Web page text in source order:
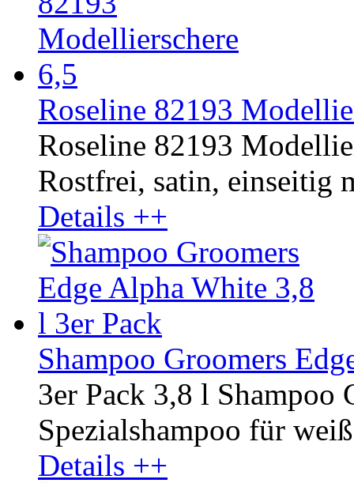
Roseline 82193
Roseline 82193
Rostfrei, satin, einseitig
Details ++
Shampoo Groomers
3er Pack 3,8 l Shampoo
Spezialshampoo für
Details ++